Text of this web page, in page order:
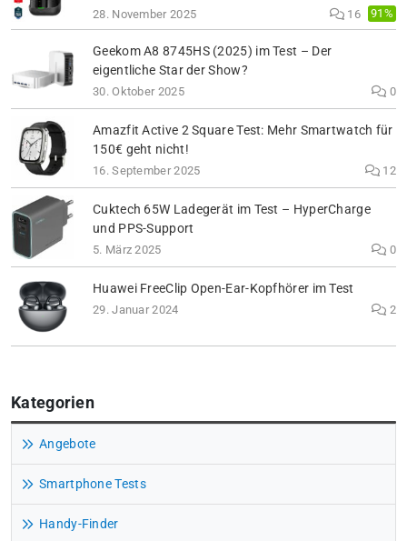
28. November 2025 16 91%
Geekom A8 8745HS (2025) im Test – Der
eigentliche Star der Show?
30. Oktober 2025 0
Amazfit Active 2 Square Test: Mehr Smartwatch für
150€ geht nicht!
16. September 2025 12
Cuktech 65W Ladegerät im Test – HyperCharge
und PPS-Support
5. März 2025 0
Huawei FreeClip Open-Ear-Kopfhörer im Test
29. Januar 2024 2
Kategorien
Angebote
Smartphone Tests
Handy-Finder